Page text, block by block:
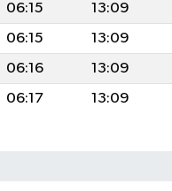
06:15 13:09
06:15 13:09
06:16 13:09
06:17 13:09